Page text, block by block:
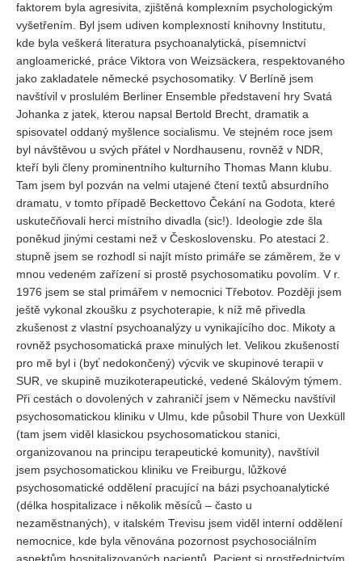
faktorem byla agresivita, zjištěná komplexním psychologickým
vyšetřením. Byl jsem udiven komplexností knihovny Institutu,
kde byla veškerá literatura psychoanalytická, písemnictví
angloamerické, práce Viktora von Weizsäckera, respektovaného
jako zakladatele německé psychosomatiky. V Berlíně jsem
navštívil v proslulém Berliner Ensemble představení hry Svatá
Johanka z jatek, kterou napsal Bertold Brecht, dramatik a
spisovatel oddaný myšlence socialismu. Ve stejném roce jsem
byl návštěvou u svých přátel v Nordhausenu, rovněž v NDR,
kteří byli členy prominentního kulturního Thomas Mann klubu.
Tam jsem byl pozván na velmi utajené čtení textů absurdního
dramatu, v tomto případě Beckettovo Čekání na Godota, které
uskutečňovali herci místního divadla (sic!). Ideologie zde šla
poněkud jinými cestami než v Československu. Po atestaci 2.
stupně jsem se rozhodl si najít místo primáře se záměrem, že v
mnou vedeném zařízení si prostě psychosomatiku povolím. V r.
1976 jsem se stal primářem v nemocnici Třebotov. Později jsem
ještě vykonal zkoušku z psychoterapie, k níž mě přivedla
zkušenost z vlastní psychoanalýzy u vynikajícího doc. Mikoty a
rovněž psychosomatická praxe minulých let. Velikou zkušeností
pro mě byl i (byť nedokončený) výcvik ve skupinové terapii v
SUR, ve skupině muzikoterapeutické, vedené Skálovým týmem.
Při cestách o dovolených v zahraničí jsem v Německu navštívil
psychosomatickou kliniku v Ulmu, kde působil Thure von Uexküll
(tam jsem viděl klasickou psychosomatickou stanici,
organizovanou na principu terapeutické komunity), navštívil
jsem psychosomatickou kliniku ve Freiburgu, lůžkové
psychosomatické oddělení pracující na bázi psychoanalytické
(délka hospitalizace i několik měsíců – často u
nezaměstnaných), v italském Trevisu jsem viděl interní oddělení
nemocnice, kde byla věnována pozornost psychosociálním